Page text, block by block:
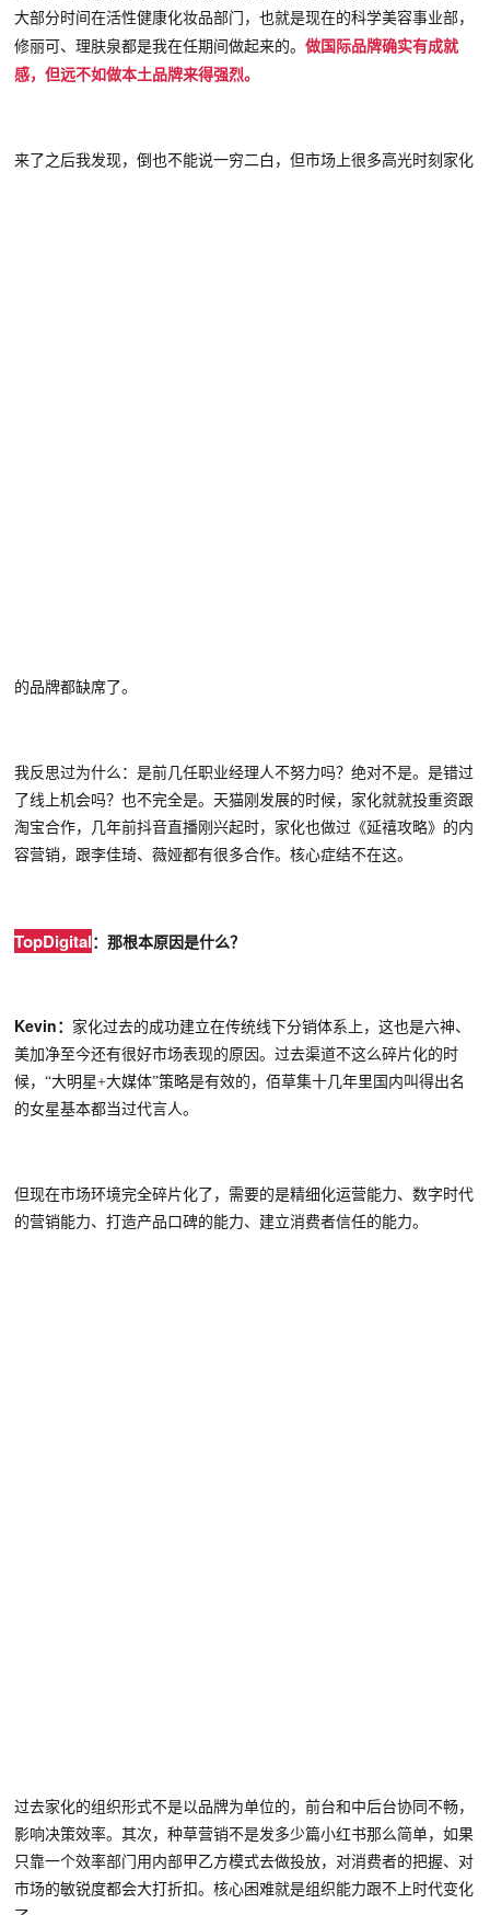
大部分时间在活性健康化妆品部门，也就是现在的科学美容事业部，
修丽可、理肤泉都是我在任期间做起来的。 做国际品牌确实有成就
感，但远不如做本土品牌来得强烈。
来了之后我发现，倒也不能说一穷二白 ，但市场上很多高光时刻家化
的品牌都缺席了。
我反思过为什么：是前几任职业经理人不努力吗？绝对不是。是错过
了线上机会吗？也不完全是。 天猫刚发展的时候，家化就就投重资跟
淘宝合作，几年前抖音直播刚兴起时，家化也做过《延禧攻略》的内
容营销，跟李佳琦、薇娅都有很多合作。核心症结不在这。
TopDigital：那根本原因是什么？
Kevin ： 家化过去的成功建立在传统线下分销体系上，这也是六神、
美加净至今还有很好市场表现的原因。过去渠道不这么碎片化的时
候， “大明星+大媒体”策略是有效的，佰草集十几年里国内叫得出名
的女星基本都当过代言人。
但现在市场环境完全碎片化了，需要的是精细化运营能力、数字时代
的营销能力、打造产品口碑的能力、建立消费者信任的能力。
过去家化的组织形式不是以品牌为单位的，前台和中后台协同不畅，
影响决策效率。其次，种草营销不是发多少篇小红书那么简单，如果
只靠一个效率部门用内部甲乙方模式去做投放，对消费者的把握、对
市场的敏锐度都会大打折扣。核心困难就是组织能力跟不上时代变化